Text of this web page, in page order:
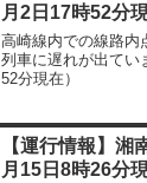
月2日17時52分現
高崎線内での線路内
列車に遅れが出てい
52分現在）
【運行情報】湘
月15日8時26分現